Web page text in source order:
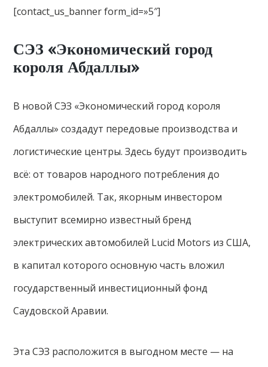
[contact_us_banner form_id=»5″]
СЭЗ «Экономический город
короля Абдаллы»
В новой СЭЗ «Экономический город короля
Абдаллы» создадут передовые производства и
логистические центры. Здесь будут производить
всё: от товаров народного потребления до
электромобилей. Так, якорным инвестором
выступит всемирно известный бренд
электрических автомобилей Lucid Motors из США,
в капитал которого основную часть вложил
государственный инвестиционный фонд
Саудовской Аравии.
Эта СЭЗ расположится в выгодном месте — на